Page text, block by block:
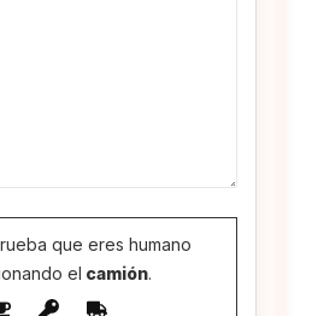
que eres humano
el camión.